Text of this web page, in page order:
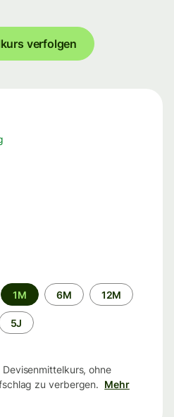
verfolgen
1M 6M 12M
5J
ohne
zu verbergen. Mehr